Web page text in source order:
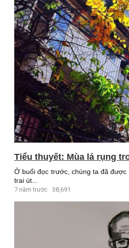
Tiểu thuyết: Mùa lá rụng
Ở buổi đọc trước, chúng ta đã
trai út...
7 năm trước 38,691